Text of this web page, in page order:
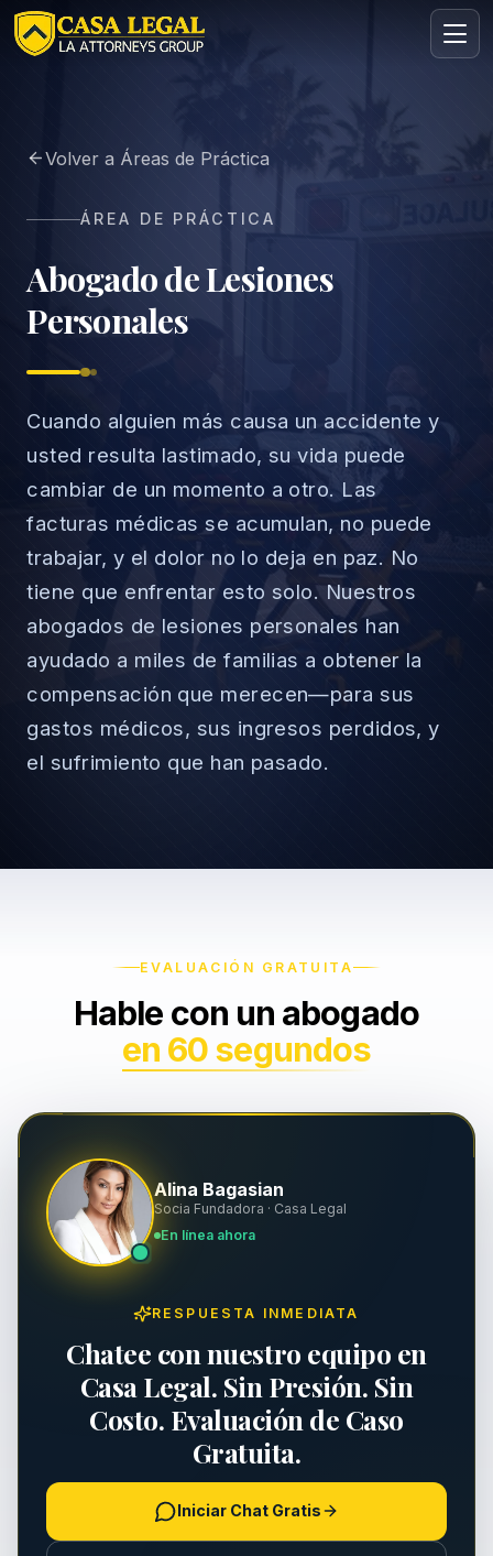
Personal Injury Lawyers in Los Angeles | Free Consult
Consulta
GRATIS · CONFIDENCIAL
Solicita tu consulta gratuita
compromiso.
→
Accidentes de Auto
Accidentes de Camión
Accidentes de Motocicleta
Lesión Cerebral Traumática
Muerte por Negligencia
Daños a Propiedad
Responsabilidad de Propiedad
→
Derechos del Empleado
Discriminación Laboral
Salarios y Horas
Represalias y Denuncias
Indemnización y Contratos
Volver a Áreas de Práctica
ÁREA DE PRÁCTICA
Abogado de Lesiones
Personales
Cuando alguien más causa un accidente y
usted resulta lastimado, su vida puede
cambiar de un momento a otro. Las
facturas médicas se acumulan, no puede
trabajar, y el dolor no lo deja en paz. No
tiene que enfrentar esto solo. Nuestros
abogados de lesiones personales han
ayudado a miles de familias a obtener la
compensación que merecen—para sus
gastos médicos, sus ingresos perdidos, y
el sufrimiento que han pasado.
EVALUACIÓN GRATUITA
Hable con un abogado
en 60 segundos
Alina Bagasian
Socia Fundadora · Casa Legal
En línea ahora
RESPUESTA INMEDIATA
Chatee con nuestro equipo en
Casa Legal. Sin Presión. Sin
Costo. Evaluación de Caso
Gratuita.
Iniciar Chat Gratis